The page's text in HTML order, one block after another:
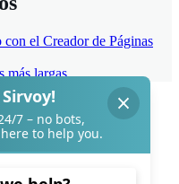
el Creador de Páginas
más largas